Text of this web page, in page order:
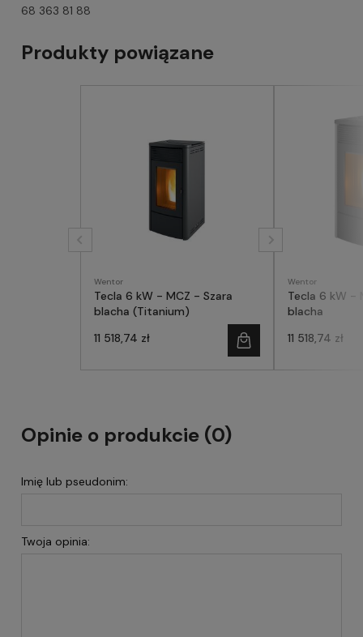
68 363 81 88
Produkty powiązane
Wentor
Tecla 6 kW - MCZ - Szara
blacha (Titanium)
11 518,74 zł
Wentor
Tecla 6 kW -
blacha
11 518,74 zł
Opinie o produkcie (0)
Imię lub pseudonim:
Twoja opinia: